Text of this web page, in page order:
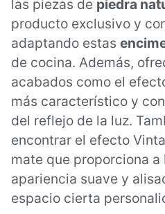
las piezas de piedra
producto exclusivo y
adaptando estas
de cocina. Además,
acabados como el
más característico y
del reflejo de la luz.
encontrar el efecto
mate que proporciona
apariencia suave y
espacio cierta